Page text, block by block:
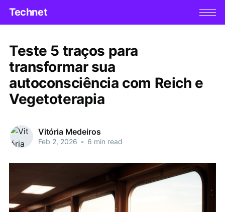
Technet
Teste 5 traços para
transformar sua
autoconsciência com Reich e
Vegetoterapia
Vitória Medeiros
Feb 2, 2026 • 6 min read